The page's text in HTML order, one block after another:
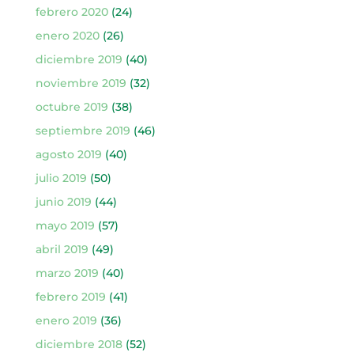
febrero 2020(24)
enero 2020(26)
diciembre 2019 (40)
noviembre 2019 (32)
octubre 2019 (38)
septiembre 2019 (46)
agosto 2019 (40)
julio 2019 (50)
junio 2019 (44)
mayo 2019 (57)
abril 2019 (49)
marzo 2019 (40)
febrero 2019 (41)
enero 2019 (36)
diciembre 2018(52)